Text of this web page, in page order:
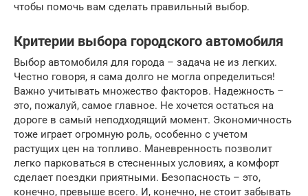
чтобы помочь вам сделать правильный выбор.
Критерии выбора городского автомобиля
Выбор автомобиля для города – задача не из легких.
Честно говоря, я сама долго не могла определиться!
Важно учитывать множество факторов. Надежность –
это, пожалуй, самое главное. Не хочется остаться на
дороге в самый неподходящий момент. Экономичность
тоже играет огромную роль, особенно с учетом
растущих цен на топливо. Маневренность позволит
легко парковаться в стесненных условиях, а комфорт
сделает поездки приятными. Безопасность – это,
конечно, превыше всего. И, конечно, не стоит забывать